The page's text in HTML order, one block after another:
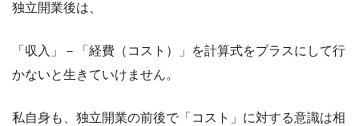
独立開業後は、
「収入」－「経費（コスト）」を計算式をプラスにして行
かないと生きていけません。
私自身も、独立開業の前後で「コスト」に対する意識は相